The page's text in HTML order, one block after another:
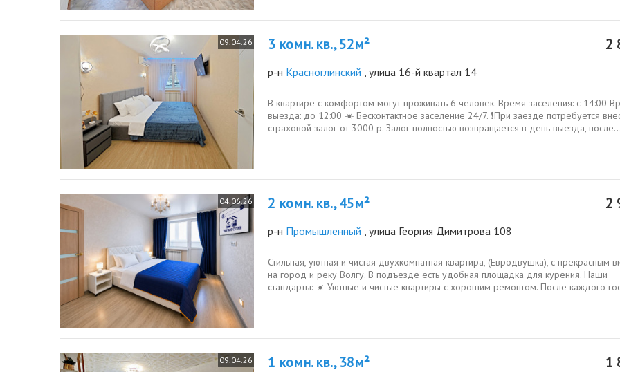
09.04.26 3 комн. кв., 52м² 2
р-н Красноглинский , улица 16-й квартал 14
В квартире с комфортом могут проживать 6 человек. Время заселения: с 14:00
выезда: до 12:00 ☀️ Бесконтактное заселение 24/7. ❗️При заезде потребуется
страховой залог от 3000 р. Залог полностью возвращается в день выезда, после...
04.06.26 2 комн. кв., 45м² 2
р-н Промышленный , улица Георгия Димитрова 108
Стильная, уютнaя и чиcтaя двуxкомнатнaя квaртиpa, (Eвpодвушкa), с пpекpacным
на город и peку Волгу. В подъезде есть удобная площадка для курения. Наши
стандарты: ☀️ Уютные и чистые квартиры с хорошим ремонтом. После каждого
09.04.26 1 комн. кв., 38м² 1